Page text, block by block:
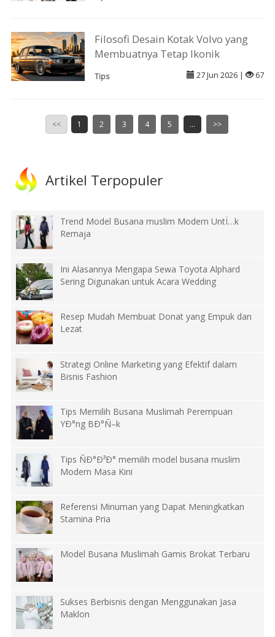
Filosofi Desain Kotak Volvo yang
Membuatnya Tetap Ikonik
Tips 27 Jun 2026 | 67
<< 1 2 3 4 5 ... >>
Artikel Terpopuler
Trend Model Busana muslim Modern UntÏ…k
Remaja
Ini Alasannya Mengapa Sewa Toyota Alphard
Sering Digunakan untuk Acara Wedding
Resep Mudah Membuat Donat yang Empuk dan
Lezat
Strategi Online Marketing yang Efektif dalam
Bisnis Fashion
Tips Memilih Busana Muslimah Perempuan
YÐ°ng BÐ°Ñ–k
Tips ÑÐ°Ð³Ð° memilih model busana muslim
Modern Masa Kini
Referensi Minuman yang Dapat Meningkatkan
Stamina Pria
Model Busana Muslimah Gamis Brokat Terbaru
Sukses Berbisnis dengan Menggunakan Jasa
Maklon